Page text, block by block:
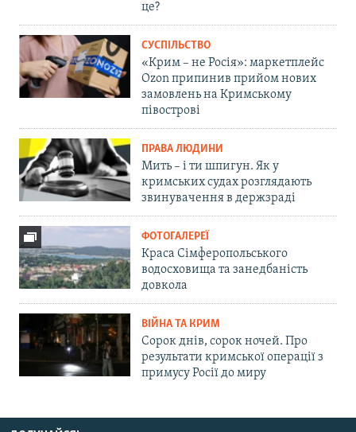
це?
СУСПІЛЬСТВО
«Крим – не Росія»: маркетплейс
Ozon припинив прийом нових
замовлень на Кримському
півострові
ПРАВА ЛЮДИНИ
Мить – і ти шпигун. Як у
кримських судах розглядають
звинувачення в держзраді
ФОТОГАЛЕРЕЇ
Краса Сімферопольського
водосховища та занедбаність
довкола
ВІЙНА ТА КРИМ
Сорок днів, сорок ночей. Про
результати кримської операції з
примусу Росії до миру